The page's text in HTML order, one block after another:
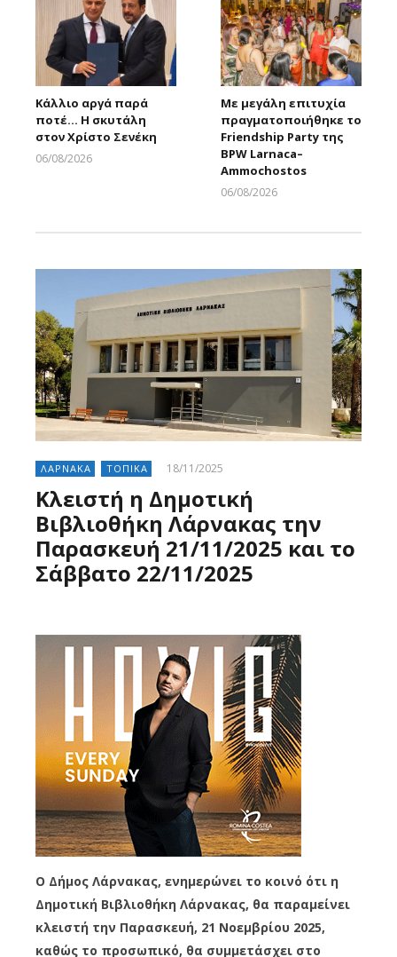
Κάλλιο αργά παρά
ποτέ… Η σκυτάλη
στον Χρίστο Σενέκη
06/08/2026
Με μεγάλη επιτυχία
πραγματοποιήθηκε το
Friendship Party της
BPW Larnaca–
Ammochostos
06/08/2026
ΛΑΡΝΑΚΑ ΤΟΠΙΚΑ 18/11/2025
Κλειστή η Δημοτική
Βιβλιοθήκη Λάρνακας την
Παρασκευή 21/11/2025 και το
Σάββατο 22/11/2025
Ο Δήμος Λάρνακας, ενημερώνει το κοινό ότι η
Δημοτική Βιβλιοθήκη Λάρνακας, θα παραμείνει
κλειστή την Παρασκευή, 21 Νοεμβρίου 2025,
καθώς το προσωπικό, θα συμμετάσχει στο